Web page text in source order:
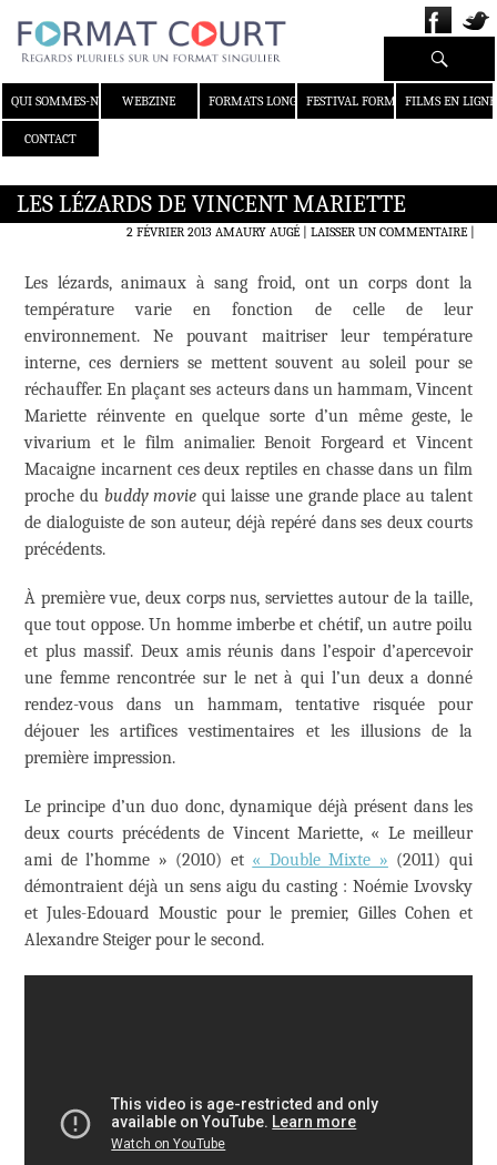
QUI SOMMES-NOUS ?WEBZINE FORMATS LONGS FESTIVAL FORMAT COURT
FILMS EN LIGNE
CONTACT
Recherche
LES LÉZARDS DE VINCENT MARIETTE
2 FÉVRIER 2013 AMAURY AUGÉ LAISSER UN COMMENTAIRE|
Les lézards, animaux à sang froid, ont un corps dont la
température varie en fonction de celle de leur
environnement. Ne pouvant maitriser leur température
interne, ces derniers se mettent souvent au soleil pour se
réchauffer. En plaçant ses acteurs dans un hammam, Vincent
Mariette réinvente en quelque sorte d’un même geste, le
vivarium et le film animalier. Benoit Forgeard et Vincent
Macaigne incarnent ces deux reptiles en chasse dans un film
proche du buddy movie qui laisse une grande place au talent
de dialoguiste de son auteur, déjà repéré dans ses deux courts
précédents.
À première vue, deux corps nus, serviettes autour de la taille,
que tout oppose. Un homme imberbe et chétif, un autre poilu
et plus massif. Deux amis réunis dans l’espoir d’apercevoir
une femme rencontrée sur le net à qui l’un deux a donné
rendez-vous dans un hammam, tentative risquée pour
déjouer les artifices vestimentaires et les illusions de la
première impression.
Le principe d’un duo donc, dynamique déjà présent dans les
deux courts précédents de Vincent Mariette, « Le meilleur
ami de l’homme » (2010) et « Double Mixte » (2011) qui
démontraient déjà un sens aigu du casting : Noémie Lvovsky
et Jules-Edouard Moustic pour le premier, Gilles Cohen et
Alexandre Steiger pour le second.